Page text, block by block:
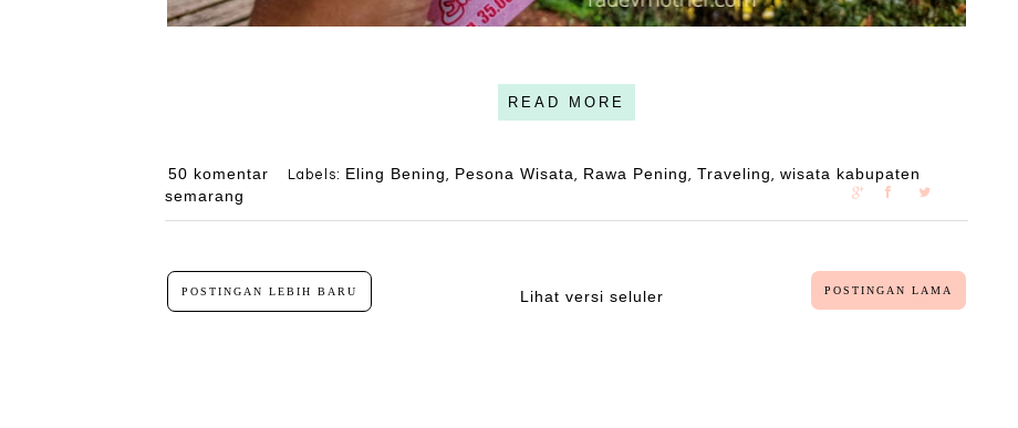
READ MORE
50 komentar Labels: Eling Bening, Pesona Wisata, Rawa Pening, Traveling,wisata kabupaten
semarang
POSTINGAN LEBIH BARU POSTINGAN LAMA
Lihat versi seluler